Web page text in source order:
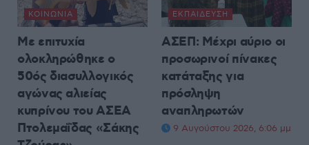
ΚΟΙΝΩΝΊΑ
Με επιτυχία
ολοκληρώθηκε ο
50ός διασυλλογικός
αγώνας αλιείας
κυπρίνου του ΑΣΕΑ
Πτολεμαΐδας «Σάκης
ΕΚΠΑΊΔΕΥΣΗ
ΑΣΕΠ: Μέχρι αύριο οι
προσωρινοί πίνακες
κατάταξης για
πρόσληψη
αναπληρωτών
9 Αυγούστου 2026, 6:06 μμ